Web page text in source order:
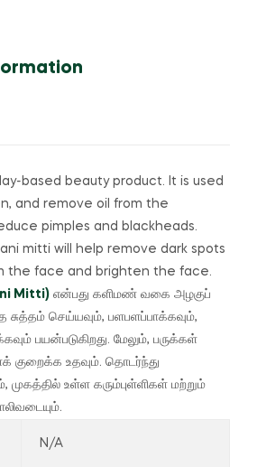
based beauty product. It is used
and remove oil from the
pimples and blackheads.
mitti will help remove dark spots
the face and brighten the face.
Mitti) என்பது களிமண் வகை அழகுப்
சுத்தம் செய்யவும், பளபளப்பாக்கவும்,
பயன்படுகிறது. மேலும், பருக்கள்
குறைக்க உதவும். தொடர்ந்து
முகத்தில் உள்ள கரும்புள்ளிகள் மற்றும்
N/A